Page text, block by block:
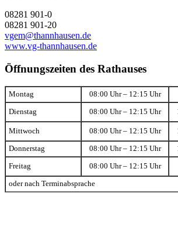
08281 901-0
08281 901-20
vgem@thannhausen.de
www.vg-thannhausen.de
Öffnungszeiten des Rathauses
Montag 08:00 Uhr – 12:15 Uhr
Dienstag 08:00 Uhr – 12:15 Uhr
Mittwoch 08:00 Uhr – 12:15 Uhr
Donnerstag 08:00 Uhr – 12:15 Uhr
Freitag 08:00 Uhr – 12:15 Uhr
oder nach Terminabsprache